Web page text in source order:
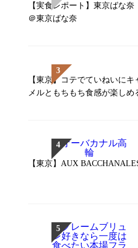
【実食レポート】東京ばな
＠東京ばな奈
【東京】コテでていねいに
メルともちもち食感が楽しめ
【東京】AUX